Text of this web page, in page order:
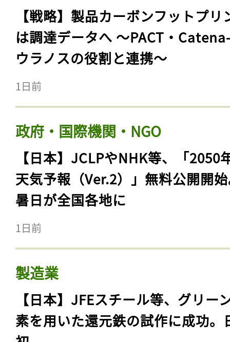
【戦略】製品カーボンフットプリ
は調達データへ 〜PACT・
ウラノスの役割と連携〜
1日前
政府・国際機関・NGO
【日本】JCLPやNHK等、「2050
天気予報（Ver.2）」無料公開開
暑日が全国各地に
1日前
製造業
【日本】JFEスチール等、グリー
素を用いた還元鉄の試作に成功。